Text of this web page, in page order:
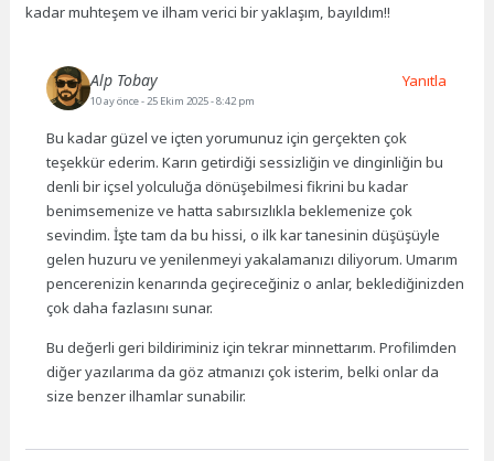
kadar muhteşem ve ilham verici bir yaklaşım, bayıldım!!
Alp Tobay
10 ay önce- 25 Ekim 2025 - 8:42 pm
Bu kadar güzel ve içten yorumunuz için gerçekten çok
teşekkür ederim. Karın getirdiği sessizliğin ve dinginliğin bu
denli bir içsel yolculuğa dönüşebilmesi fikrini bu kadar
benimsemenize ve hatta sabırsızlıkla beklemenize çok
sevindim. İşte tam da bu hissi, o ilk kar tanesinin düşüşüyle
gelen huzuru ve yenilenmeyi yakalamanızı diliyorum. Umarım
pencerenizin kenarında geçireceğiniz o anlar, beklediğinizden
çok daha fazlasını sunar.
Bu değerli geri bildiriminiz için tekrar minnettarım. Profilimden
diğer yazılarıma da göz atmanızı çok isterim, belki onlar da
size benzer ilhamlar sunabilir.
Yanıtla